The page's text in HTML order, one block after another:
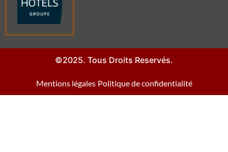
©2025. Tous Droits Reservés.
Mentions légales Politique de confidentialité